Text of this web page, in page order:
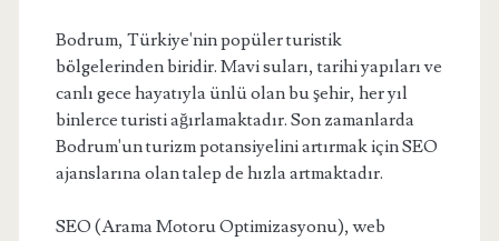
Bodrum, Türkiye'nin popüler turistik
bölgelerinden biridir. Mavi suları, tarihi yapıları ve
canlı gece hayatıyla ünlü olan bu şehir, her yıl
binlerce turisti ağırlamaktadır. Son zamanlarda
Bodrum'un turizm potansiyelini artırmak için SEO
ajanslarına olan talep de hızla artmaktadır.
SEO (Arama Motoru Optimizasyonu), web